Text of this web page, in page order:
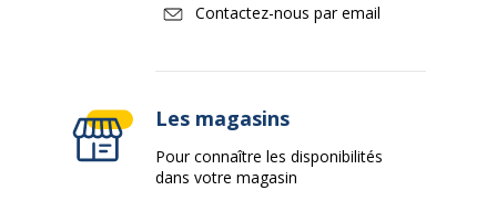
Contactez-nous par email
Les magasins
Pour connaître les disponibilités
dans votre magasin